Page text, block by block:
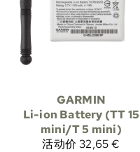
GARMIN
Li-ion Battery (TT 15
mini/T 5 mini)
活动价 32,65 €